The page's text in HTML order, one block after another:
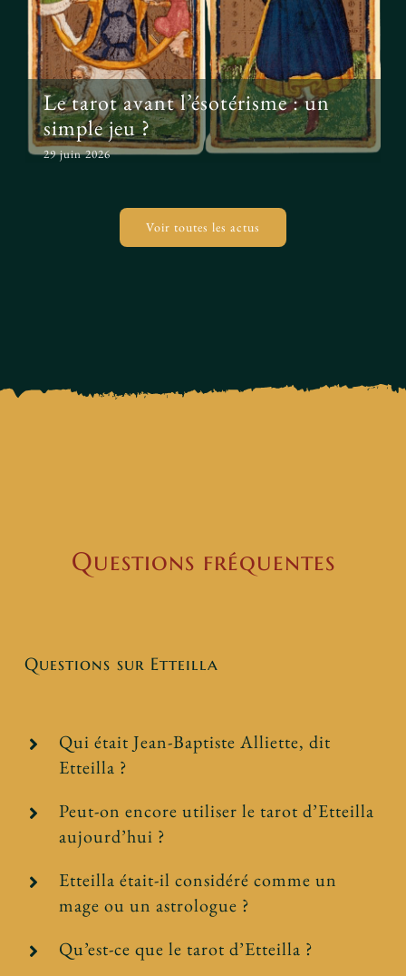
Le tarot avant l’ésotérisme : un
simple jeu ?
29 juin 2026
Voir toutes les actus
Questions fréquentes
Questions sur Etteilla
Qui était Jean-Baptiste Alliette, dit
Etteilla ?
Peut-on encore utiliser le tarot d’Etteilla
aujourd’hui ?
Etteilla était-il considéré comme un
mage ou un astrologue ?
Qu’est-ce que le tarot d’Etteilla ?